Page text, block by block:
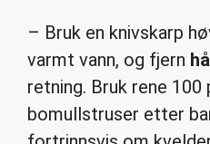
– Bruk en knivskarp
varmt vann, og fjern
retning. Bruk rene 100
bomullstruser etter